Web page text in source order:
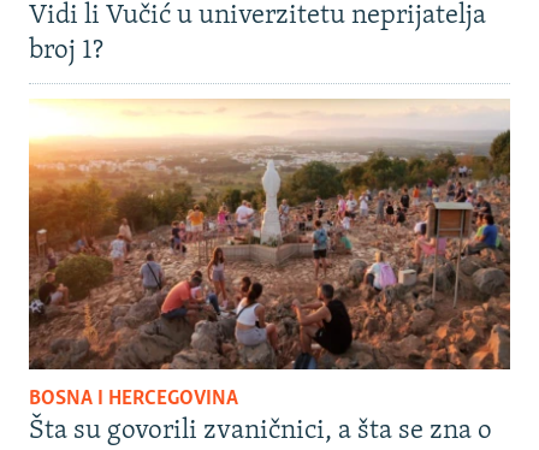
Vidi li Vučić u univerzitetu neprijatelja
broj 1?
BOSNA I HERCEGOVINA
Šta su govorili zvaničnici, a šta se zna o